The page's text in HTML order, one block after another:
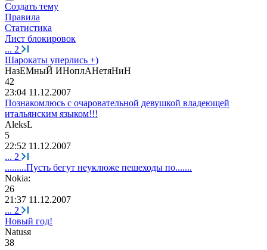
Создать тему
Правила
Статистика
Лист блокировок
... 2
Шарокаты уперлись +)
HазEMныЙ ИHoплAHeтяHиH
42
23:04 11.12.2007
Познакомлюсь с очаровательной девушкой владеющей
итальянским языком!!!
AleksL
5
22:52 11.12.2007
... 2
.........Пусть бегут неуклюже пешеходы по.......
Nokia:
26
21:37 11.12.2007
... 2
Новый год!
Nаtusя
38